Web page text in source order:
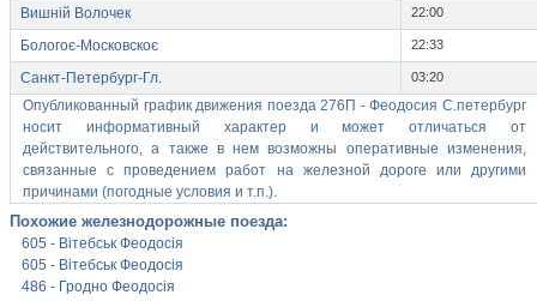
Вишній Волочек 22:00
Бологоє-Московскоє 22:33
Санкт-Петербург-Гл. 03:20
Опубликованный график движения поезда 276П - Феодосия С.петербург
носит информативный характер и может отличаться от
действительного, а также в нем возможны оперативные изменения,
связанные с проведением работ на железной дороге или другими
причинами (погодные условия и т.п.).
Похожие железнодорожные поезда:
605 - Вітебськ Феодосія
605 - Вітебськ Феодосія
486 - Гродно Феодосія